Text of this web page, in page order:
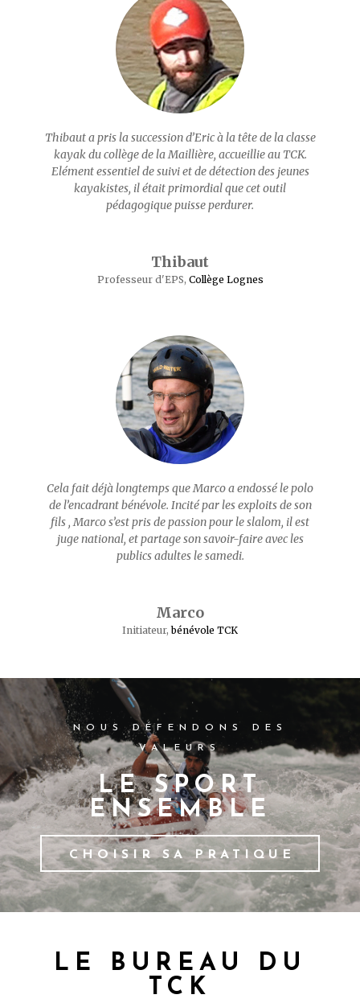
Thibaut a pris la succession d’Eric à la tête de la classe
kayak du collège de la Maillière, accueillie au TCK.
Elément essentiel de suivi et de détection des jeunes
kayakistes, il était primordial que cet outil
pédagogique puisse perdurer.
Thibaut
Professeur d'EPS, Collège Lognes
Cela fait déjà longtemps que Marco a endossé le polo
de l’encadrant bénévole. Incité par les exploits de son
fils , Marco s’est pris de passion pour le slalom, il est
juge national, et partage son savoir-faire avec les
publics adultes le samedi.
Marco
Initiateur, bénévole TCK
NOUS DÉFENDONS DES
VALEURS
LE SPORT
ENSEMBLE
CHOISIR SA PRATIQUE
LE BUREAU DU
TCK